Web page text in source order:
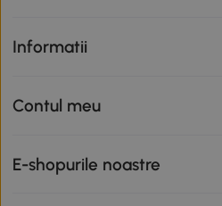
Informatii
Contul meu
E-shopurile noastre